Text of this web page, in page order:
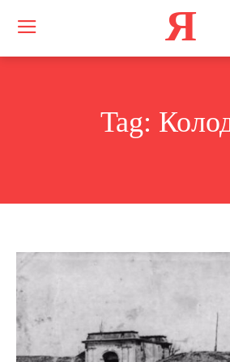
Я
Tag: